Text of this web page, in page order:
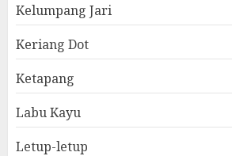
Kelumpang Jari
Keriang Dot
Ketapang
Labu Kayu
Letup-letup